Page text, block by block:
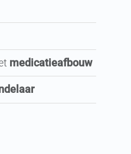
medicatieafbouw